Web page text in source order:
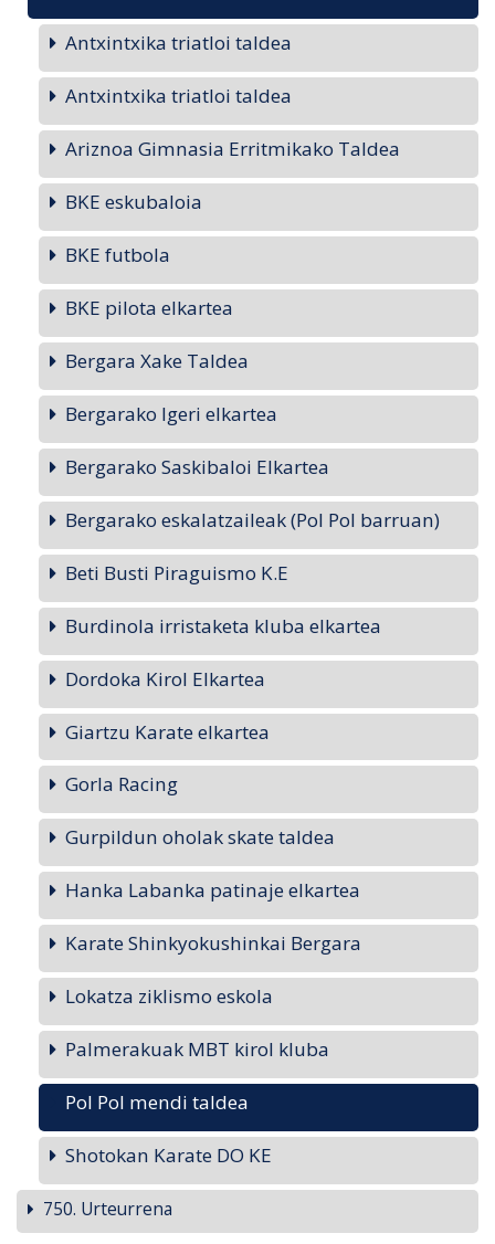
Antxintxika triatloi taldea
Antxintxika triatloi taldea
Ariznoa Gimnasia Erritmikako Taldea
BKE eskubaloia
BKE futbola
BKE pilota elkartea
Bergara Xake Taldea
Bergarako Igeri elkartea
Bergarako Saskibaloi Elkartea
Bergarako eskalatzaileak (Pol Pol barruan)
Beti Busti Piraguismo K.E
Burdinola irristaketa kluba elkartea
Dordoka Kirol Elkartea
Giartzu Karate elkartea
Gorla Racing
Gurpildun oholak skate taldea
Hanka Labanka patinaje elkartea
Karate Shinkyokushinkai Bergara
Lokatza ziklismo eskola
Palmerakuak MBT kirol kluba
Pol Pol mendi taldea
Shotokan Karate DO KE
750. Urteurrena